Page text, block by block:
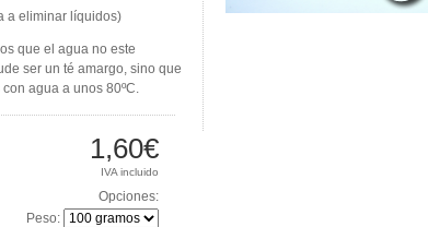
eliminar líquidos)
que el agua no este
ser un té amargo, sino que
agua a unos 80ºC.
1,60€
IVA incluido
Opciones:
Peso: